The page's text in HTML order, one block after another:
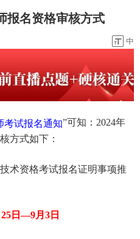
报名资格审核方式
中
考试报名通知”可知：2024年
方式如下：
术资格考试报名证明事项推
日—9月3日